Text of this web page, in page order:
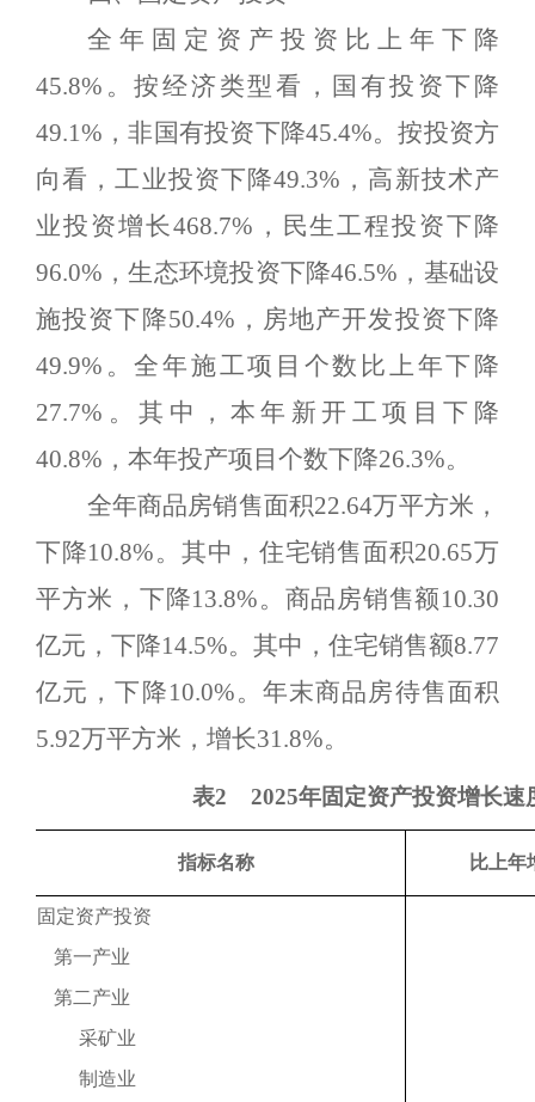
全年固定资产投资比上年下降
45.8% 。按经济类型看，国有投资下降
49.1% ，非国有投资下降45.4%。按投资方
向看，工业投资下降49.3% ，高新技术产
业投资增长468.7% ，民生工程投资下降
96.0% ，生态环境投资下降46.5% ，基础设
施投资下降50.4% ， 房地产开发投资下降
49.9% 。全年施工项目个数比上年下降
27.7% 。其中，本年新开工项目下降
40.8% ，本年投产项目个数下降26.3%。
全年商品房销售面积22.64万平方米，
下降10.8%。其中，住宅销售面积20.65万
平方米， 下降13.8%。商品房销售额10.30
亿元，下降14.5%。其中，住宅销售额8.77
亿元，下降10.0%。年末商品房待售面积
5.92万平方米，增长31.8%。
表2 2025年固定资产投资增长速
指标名称 比上年
固定资产投资
第一产业
第二产业
采矿业
制造业